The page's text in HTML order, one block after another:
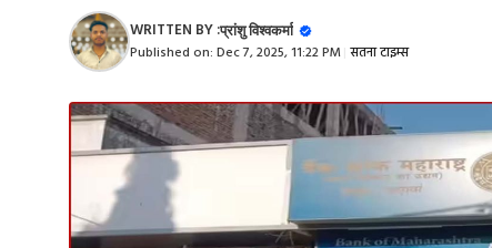
WRITTEN BY :प्रांशु विश्वकर्मा
Published on: Dec 7, 2025, 11:22 PM सतना टाइम्स